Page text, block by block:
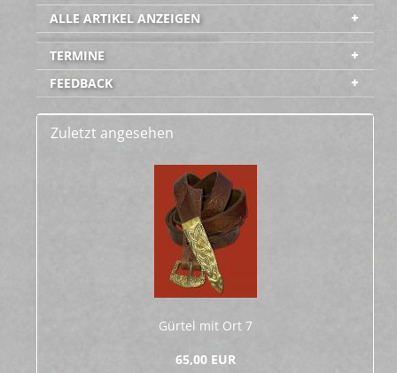
ALLE ARTIKEL ANZEIGEN
-----------------------------------------
TERMINE
FEEDBACK
Zuletzt angesehen
Gür­tel mit Ort 7
65,00 EUR